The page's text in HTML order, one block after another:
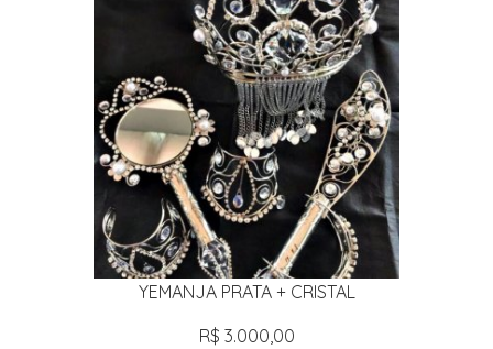
YEMANJA PRATA + CRISTAL
R$ 3.000,00